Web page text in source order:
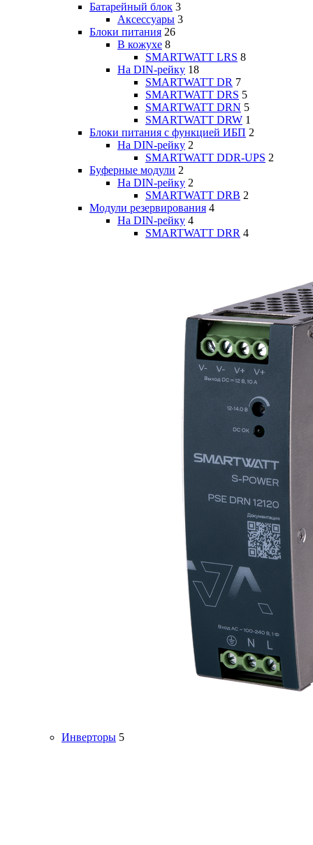
Батарейный блок 3
Аксессуары 3
Блоки питания 26
В кожухе 8
SMARTWATT LRS 8
На DIN-рейку 18
SMARTWATT DR 7
SMARTWATT DRS 5
SMARTWATT DRN 5
SMARTWATT DRW 1
Блоки питания с функцией ИБП 2
На DIN-рейку 2
SMARTWATT DDR-UPS 2
Буферные модули 2
На DIN-рейку 2
SMARTWATT DRB 2
Модули резервирования 4
На DIN-рейку 4
SMARTWATT DRR 4
Инверторы 5